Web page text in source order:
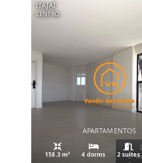
ITAJAÍ
CENTRO
APARTAMENTOS
158.3 m² 4 dorms 2 suítes